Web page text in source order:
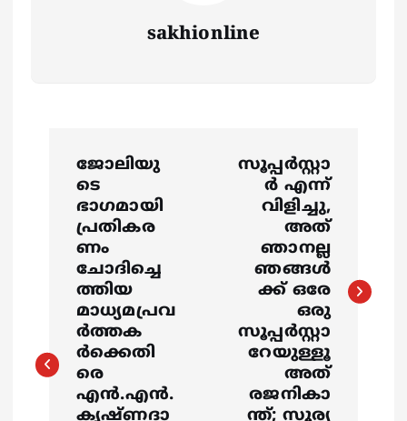
sakhionline
a
ജോലിയു
ടെ
ഭാഗമായി
പ്രതികര
ണം
ചോദിച്ചെ
ത്തിയ
മാധ്യമപ്രവ
ര്‍ത്തക
ര്‍ക്കെതി
രെ
എന്‍.എന്‍.
കൃഷ്ണദാ
സൂപ്പര്‍സ്റ്റാ
ര്‍ എന്ന്
വിളിച്ചു,
അത്
ഞാനല്ല
ഞങ്ങൾ
ക്ക് ഒരേ
ഒരു
സൂപ്പര്‍സ്റ്റാ
റേയുള്ളൂ
അത്
രജനികാ
ന്ത്; സൂര്യ